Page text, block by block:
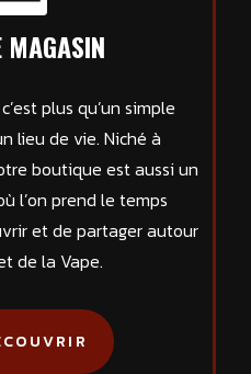
MAGASIN
plus qu’un simple
lieu de vie. Niché à
boutique est aussi un
l’on prend le temps
et de partager autour
de la Vape.